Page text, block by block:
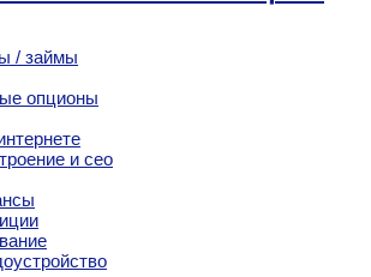
/ займы
опционы
и сео